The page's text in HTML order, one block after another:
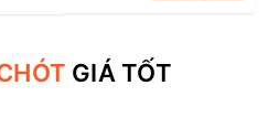
GIÁ TỐT